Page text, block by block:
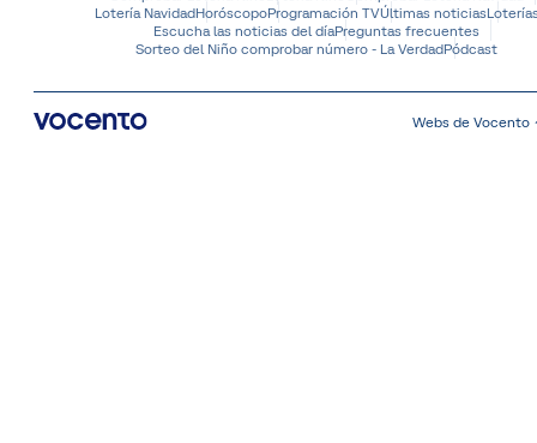
Lotería NavidadHoróscopoProgramación TVÚltimas noticias
Escucha las noticias del díaPreguntas frecuentes
Sorteo del Niño comprobar número - La VerdadPódcast
Webs de Vocento